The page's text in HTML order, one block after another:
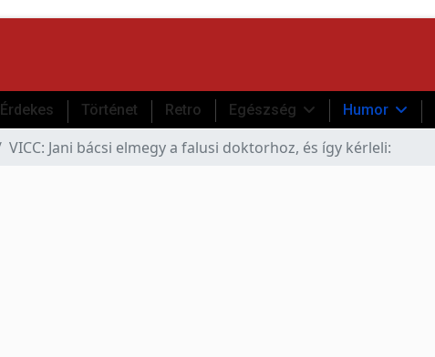
Érdekes Történet Retro Egészség Humor
VICC: Jani bácsi elmegy a falusi doktorhoz, és így kérleli: